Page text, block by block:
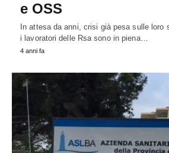
e OSS
In attesa da anni, crisi già pesa sulle loro
i lavoratori delle Rsa sono in piena…
4 anni fa